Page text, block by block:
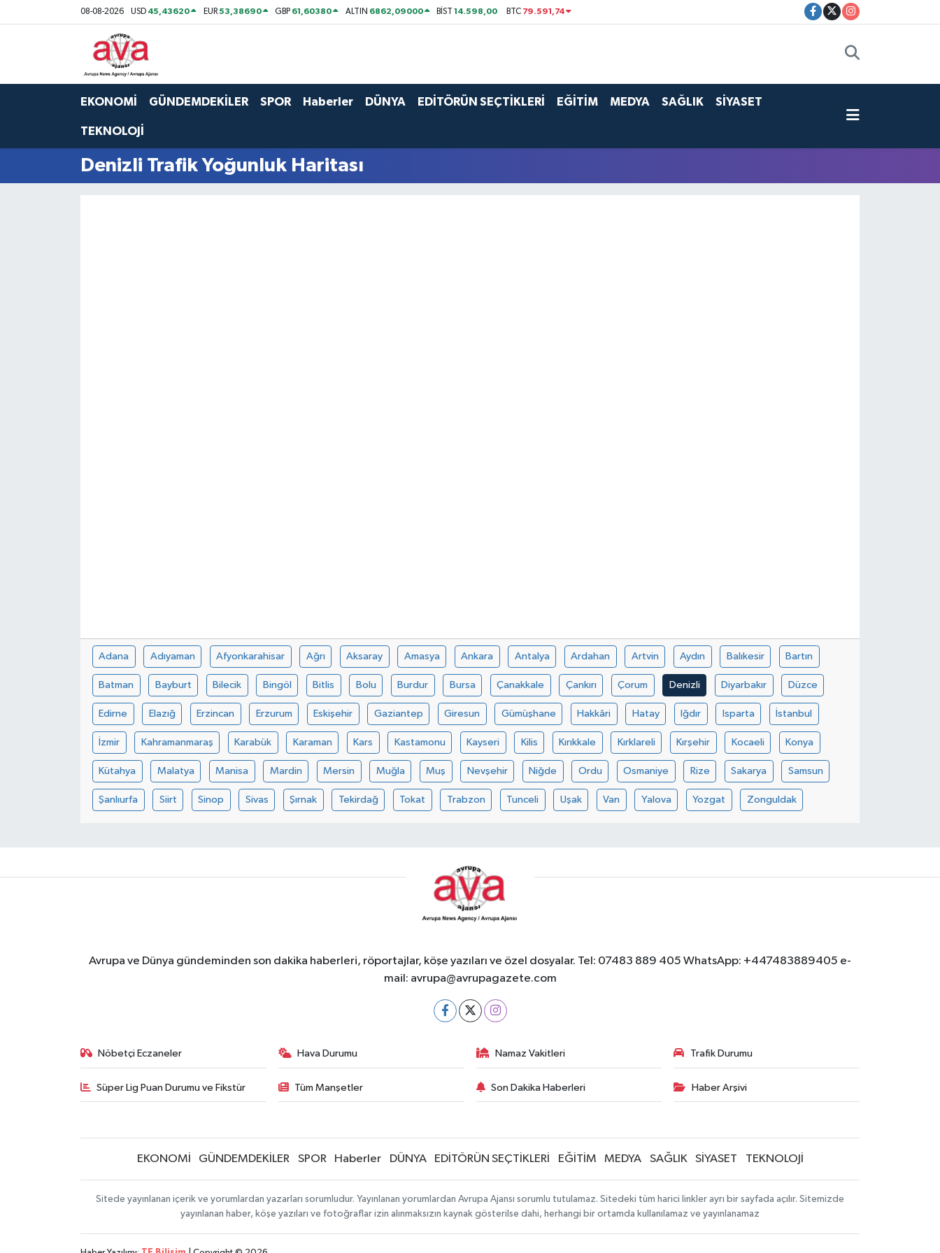
08-08-2026 USD 45,43620 EUR53,38690 GBP 61,60380 ALTIN 6862,09000 BİST14.598,00 BTC 79.591,74
EKONOMİ GÜNDEMDEKİLER SPOR Haberler DÜNYA EDİTÖRÜN SEÇTİKLERİ EĞİTİM MEDYA SAĞLIK SİYASET
TEKNOLOJİ
Denizli Trafik Yoğunluk Haritası
Adana Adıyaman Afyonkarahisar Ağrı Aksaray Amasya Ankara Antalya Ardahan Artvin Aydın Balıkesir Bartın
Batman Bayburt Bilecik Bingöl Bitlis Bolu Burdur Bursa Çanakkale Çankırı Çorum Denizli Diyarbakır Düzce
Edirne Elazığ Erzincan Erzurum Eskişehir Gaziantep Giresun Gümüşhane Hakkâri Hatay Iğdır Isparta İstanbul
İzmir Kahramanmaraş Karabük Karaman Kars Kastamonu Kayseri Kilis Kırıkkale Kırklareli Kırşehir Kocaeli Konya
Kütahya Malatya Manisa Mardin Mersin Muğla Muş Nevşehir Niğde Ordu Osmaniye Rize Sakarya Samsun
Şanlıurfa Siirt Sinop Sivas Şırnak Tekirdağ Tokat Trabzon Tunceli Uşak Van Yalova Yozgat Zonguldak
Avrupa ve Dünya gündeminden son dakika haberleri, röportajlar, köşe yazıları ve özel dosyalar. Tel: 07483 889 405 WhatsApp: +447483889405 e-
mail: avrupa@avrupagazete.com
Nöbetçi Eczaneler Hava Durumu Namaz Vakitleri Trafik Durumu
Süper Lig Puan Durumu ve Fikstür Tüm Manşetler Son Dakika Haberleri Haber Arşivi
EKONOMİ GÜNDEMDEKİLER SPOR Haberler DÜNYA EDİTÖRÜN SEÇTİKLERİ EĞİTİM MEDYA SAĞLIK SİYASET TEKNOLOJİ
Sitede yayınlanan içerik ve yorumlardan yazarları sorumludur. Yayınlanan yorumlardan Avrupa Ajansı sorumlu tutulamaz. Sitedeki tüm harici linkler ayrı bir sayfada açılır. Sitemizde
yayınlanan haber, köşe yazıları ve fotoğraflar izin alınmaksızın kaynak gösterilse dahi, herhangi bir ortamda kullanılamaz ve yayınlanamaz
Nöbetçi Eczaneler
Namaz Vakitleri
Trafik Durumu